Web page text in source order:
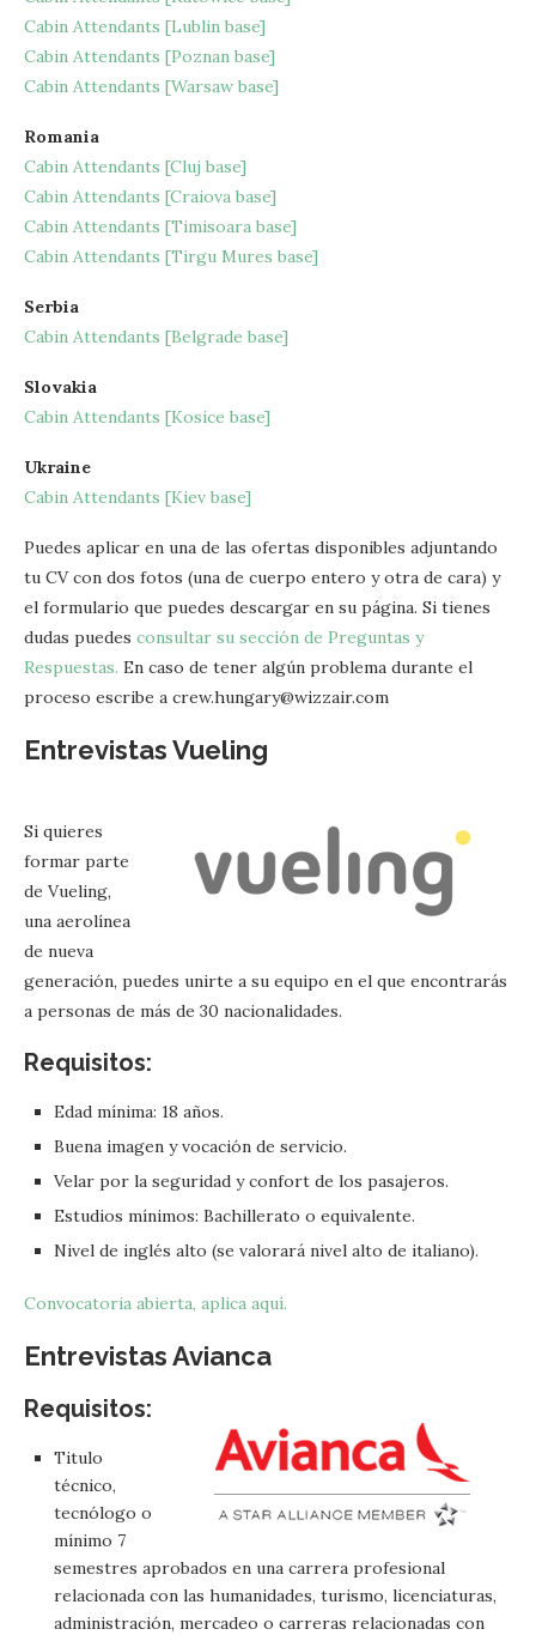
Cabin Attendants [Lublin base]
Cabin Attendants [Poznan base]
Cabin Attendants [Warsaw base]
Romania
Cabin Attendants [Cluj base]
Cabin Attendants [Craiova base]
Cabin Attendants [Timisoara base]
Cabin Attendants [Tirgu Mures base]
Serbia
Cabin Attendants [Belgrade base]
Slovakia
Cabin Attendants [Kosice base]
Ukraine
Cabin Attendants [Kiev base]
Puedes aplicar en una de las ofertas disponibles adjuntando
tu CV con dos fotos (una de cuerpo entero y otra de cara) y
el formulario que puedes descargar en su página. Si tienes
dudas puedes consultar su sección de Preguntas y
Respuestas. En caso de tener algún problema durante el
proceso escribe a crew.hungary@wizzair.com
Entrevistas Vueling
Si quieres
formar parte
de Vueling,
una aerolínea
de nueva
generación, puedes unirte a su equipo en el que encontrarás
a personas de más de 30 nacionalidades.
Requisitos:
Edad mínima: 18 años.
Buena imagen y vocación de servicio.
Velar por la seguridad y confort de los pasajeros.
Estudios mínimos: Bachillerato o equivalente.
Nivel de inglés alto (se valorará nivel alto de italiano).
Convocatoria abierta, aplica aquí.
Entrevistas Avianca
Requisitos:
Titulo
técnico,
tecnólogo o
mínimo 7
semestres aprobados en una carrera profesional
relacionada con las humanidades, turismo, licenciaturas,
administración, mercadeo o carreras relacionadas con